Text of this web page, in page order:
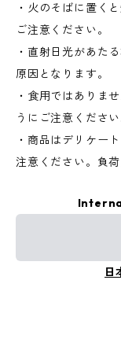
・火のそばに置く
ご注意ください。
・直射日光があた
原因となります。
・食用ではありま
うにご注意ください
・商品はデリケー
注意ください。負
日